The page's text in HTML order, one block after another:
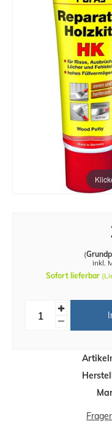
(
inkl.
Sofort lieferbar